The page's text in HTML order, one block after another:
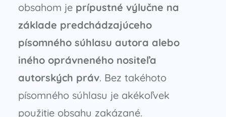
obsahom je prípustné výlučne na
základe predchádzajúceho
písomného súhlasu autora alebo
iného oprávneného nositeľa
autorských práv. Bez takéhoto
písomného súhlasu je akékoľvek
použitie obsahu zakázané.